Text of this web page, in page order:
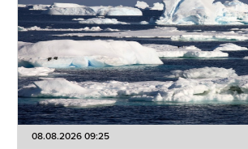
08.08.2026 09:25